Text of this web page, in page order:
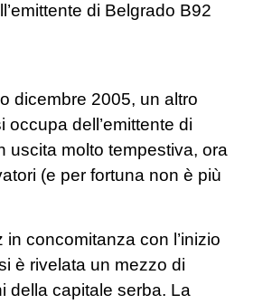
di Belgrado B92
dicembre 2005, un altro
dell’emittente di
uscita molto tempestiva, ora
(e per fortuna non è più
concomitanza con l’inizio
è rivelata un mezzo di
della capitale serba. La